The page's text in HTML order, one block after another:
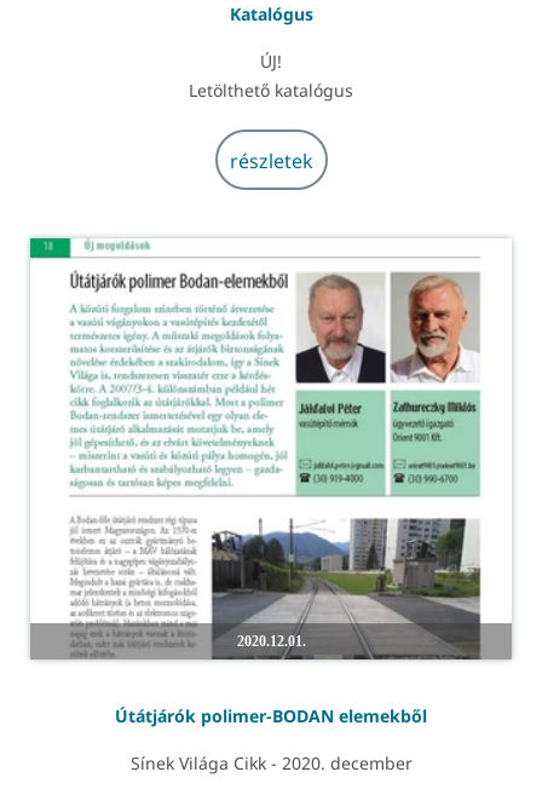
Katalógus
ÚJ!
Letölthető katalógus
részletek
2020.12.01.
Útátjárók polimer-BODAN elemekből
Sínek Világa Cikk - 2020. december